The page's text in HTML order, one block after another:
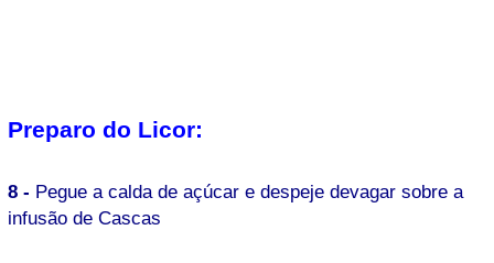
Preparo do Licor:
8 - Pegue a calda de açúcar e despeje devagar sobre a
infusão de Cascas